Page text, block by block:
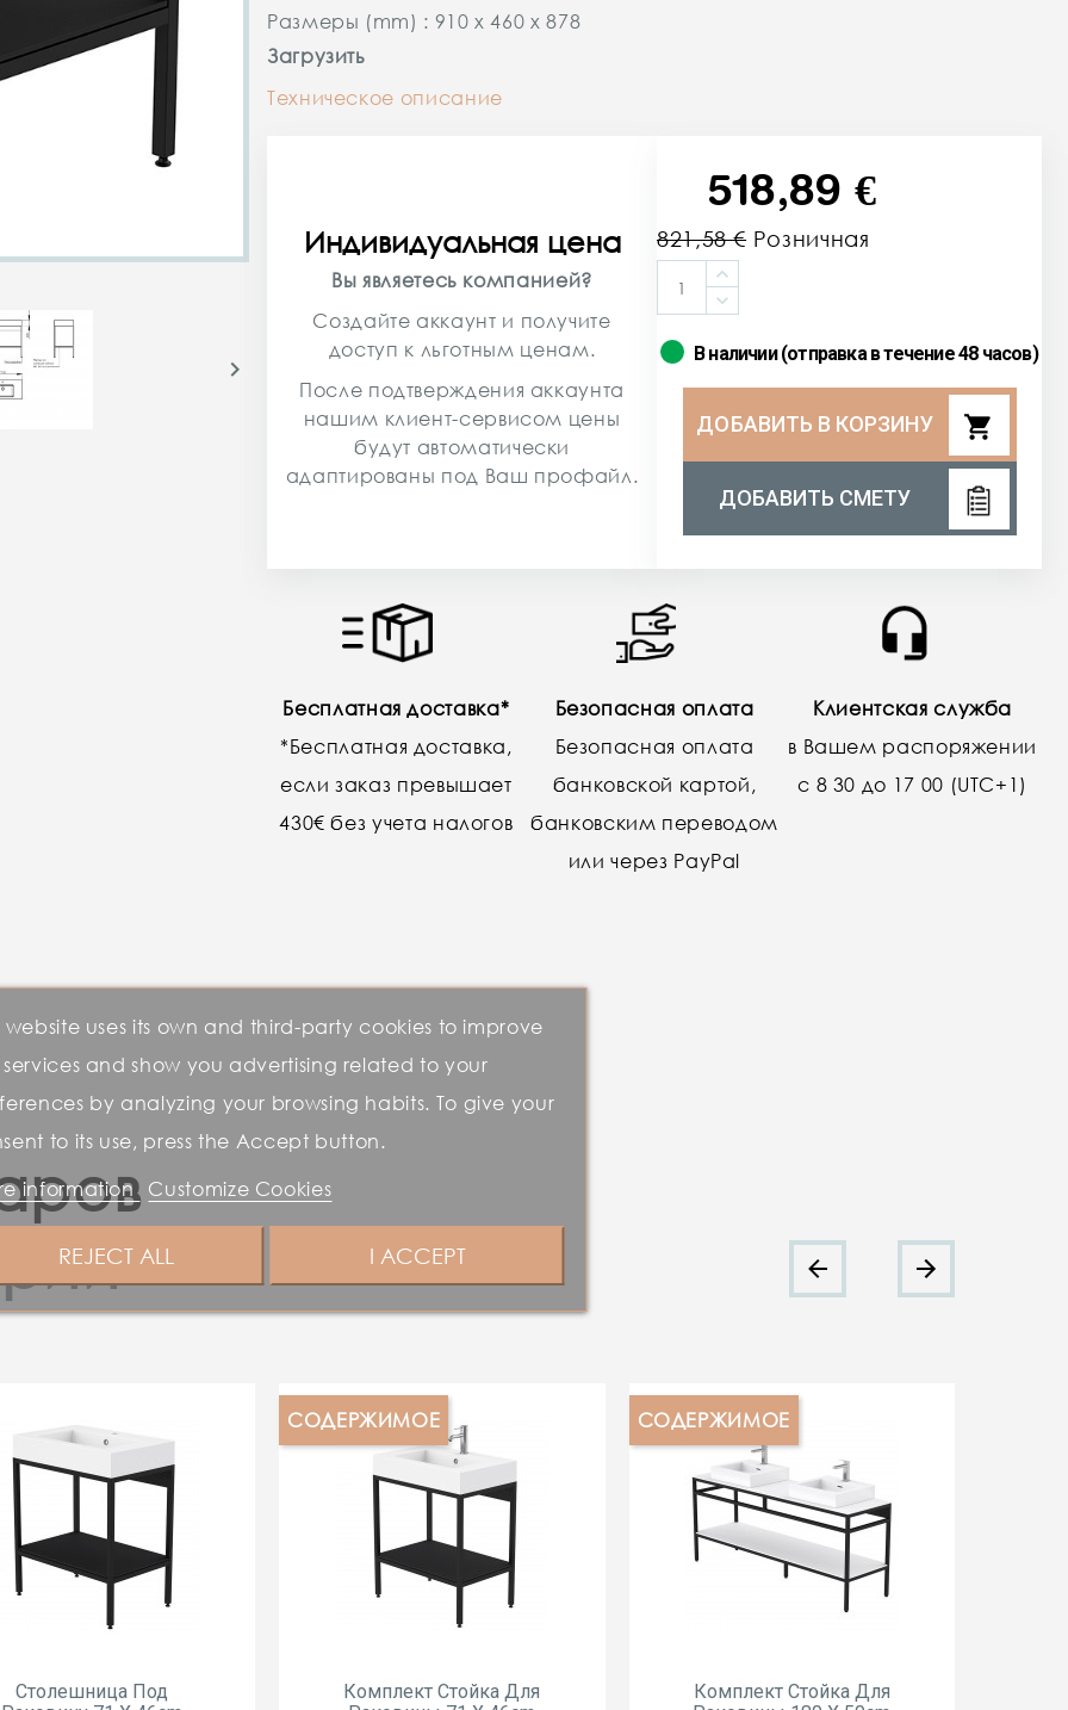
website uses its own and third-party cookies to improve
and show you advertising related to your
by analyzing your browsing habits. To give your
to its use, press the Accept button.
information Customize Cookies
REJECT ALL I ACCEPT

Размеры (mm) : 910 x 460 x 878
Загрузить
Техническое описание
Индивидуальная цена
Вы являетесь компанией?
Создайте аккаунт и получите
доступ к льготным ценам.
После подтверждения аккаунта
нашим клиент-сервисом цены
будут автоматически
адаптированы под Ваш профайл.
518,89 €
821,58 €Розничная
цена
В наличии (отправка в течение 48 часов)
ДОБАВИТЬ В КОРЗИНУ shopping_cart
ДОБАВИТЬ СМЕТУ
Бесплатная доставка*
*Бесплатная доставка,
если заказ превышает
430€ без учета налогов
Безопасная оплата
Безопасная оплата
банковской картой,
банковским переводом
или через PayPal
Клиентская служба
в Вашем распоряжении
с 8 30 до 17 00 (UTC+1)
Cтолешница Под
Комплект Стойка Для
СОДЕРЖИМОЕ
Комплект Стойка Для
СОДЕРЖИМОЕ